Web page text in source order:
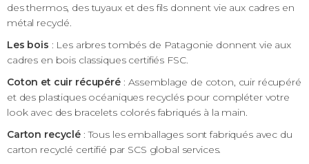
des thermos, des tuyaux et des fils donnent vie aux cadres en
métal recyclé.
Les bois : Les arbres tombés de Patagonie donnent vie aux
cadres en bois classiques certifiés FSC.
Coton et cuir récupéré: Assemblage de coton, cuir récupéré
et des plastiques océaniques recyclés pour compléter votre
look avec des bracelets colorés fabriqués à la main.
Carton recyclé : Tous les emballages sont fabriqués avec du
carton recyclé certifié par SCS global services.